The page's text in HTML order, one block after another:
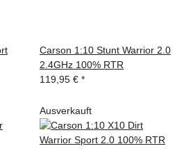
Carson 1:10 Stunt Warrior 2.0
2.4GHz 100% RTR
119,95 € *
Ausverkauft